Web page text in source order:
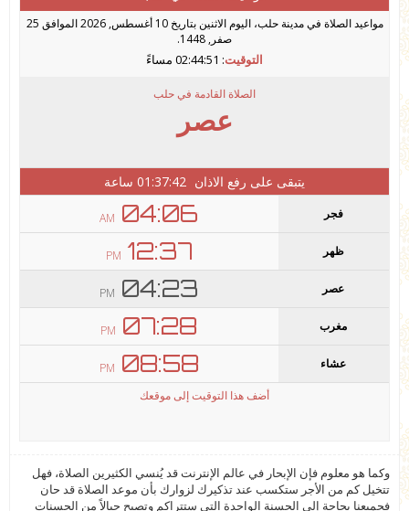
وكما هو معلوم فإن الإبحار في عالم الإنترنت قد يُنسي الكثيرين الصلاة، فهل
تتخيل كم من الأجر ستكسب عند تذكيرك لزوارك بأن موعد الصلاة قد حان
فجميعنا بحاجة إلى الحسنة الواحدة التي ستتراكم وتصبح جبالاً من الحسنات